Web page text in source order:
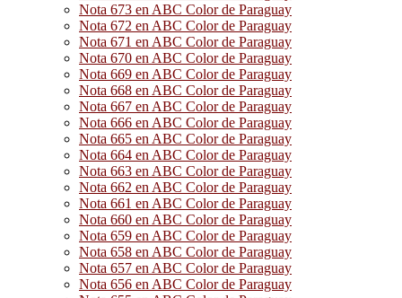
Nota 673 en ABC Color de Paraguay
Nota 672 en ABC Color de Paraguay
Nota 671 en ABC Color de Paraguay
Nota 670 en ABC Color de Paraguay
Nota 669 en ABC Color de Paraguay
Nota 668 en ABC Color de Paraguay
Nota 667 en ABC Color de Paraguay
Nota 666 en ABC Color de Paraguay
Nota 665 en ABC Color de Paraguay
Nota 664 en ABC Color de Paraguay
Nota 663 en ABC Color de Paraguay
Nota 662 en ABC Color de Paraguay
Nota 661 en ABC Color de Paraguay
Nota 660 en ABC Color de Paraguay
Nota 659 en ABC Color de Paraguay
Nota 658 en ABC Color de Paraguay
Nota 657 en ABC Color de Paraguay
Nota 656 en ABC Color de Paraguay